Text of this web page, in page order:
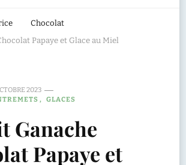
Chocolat
Papaye et Glace au Miel
2023
GLACES
Ganache
Papaye et